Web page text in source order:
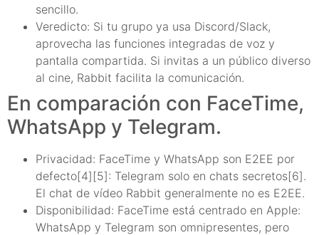
sencillo.
Veredicto: Si tu grupo ya usa Discord/Slack,
aprovecha las funciones integradas de voz y
pantalla compartida. Si invitas a un público diverso
al cine, Rabbit facilita la comunicación.
En comparación con FaceTime,
WhatsApp y Telegram.
Privacidad: FaceTime y WhatsApp son E2EE por
defecto[4][5]: Telegram solo en chats secretos[6].
El chat de vídeo Rabbit generalmente no es E2EE.
Disponibilidad: FaceTime está centrado en Apple:
WhatsApp y Telegram son omnipresentes, pero